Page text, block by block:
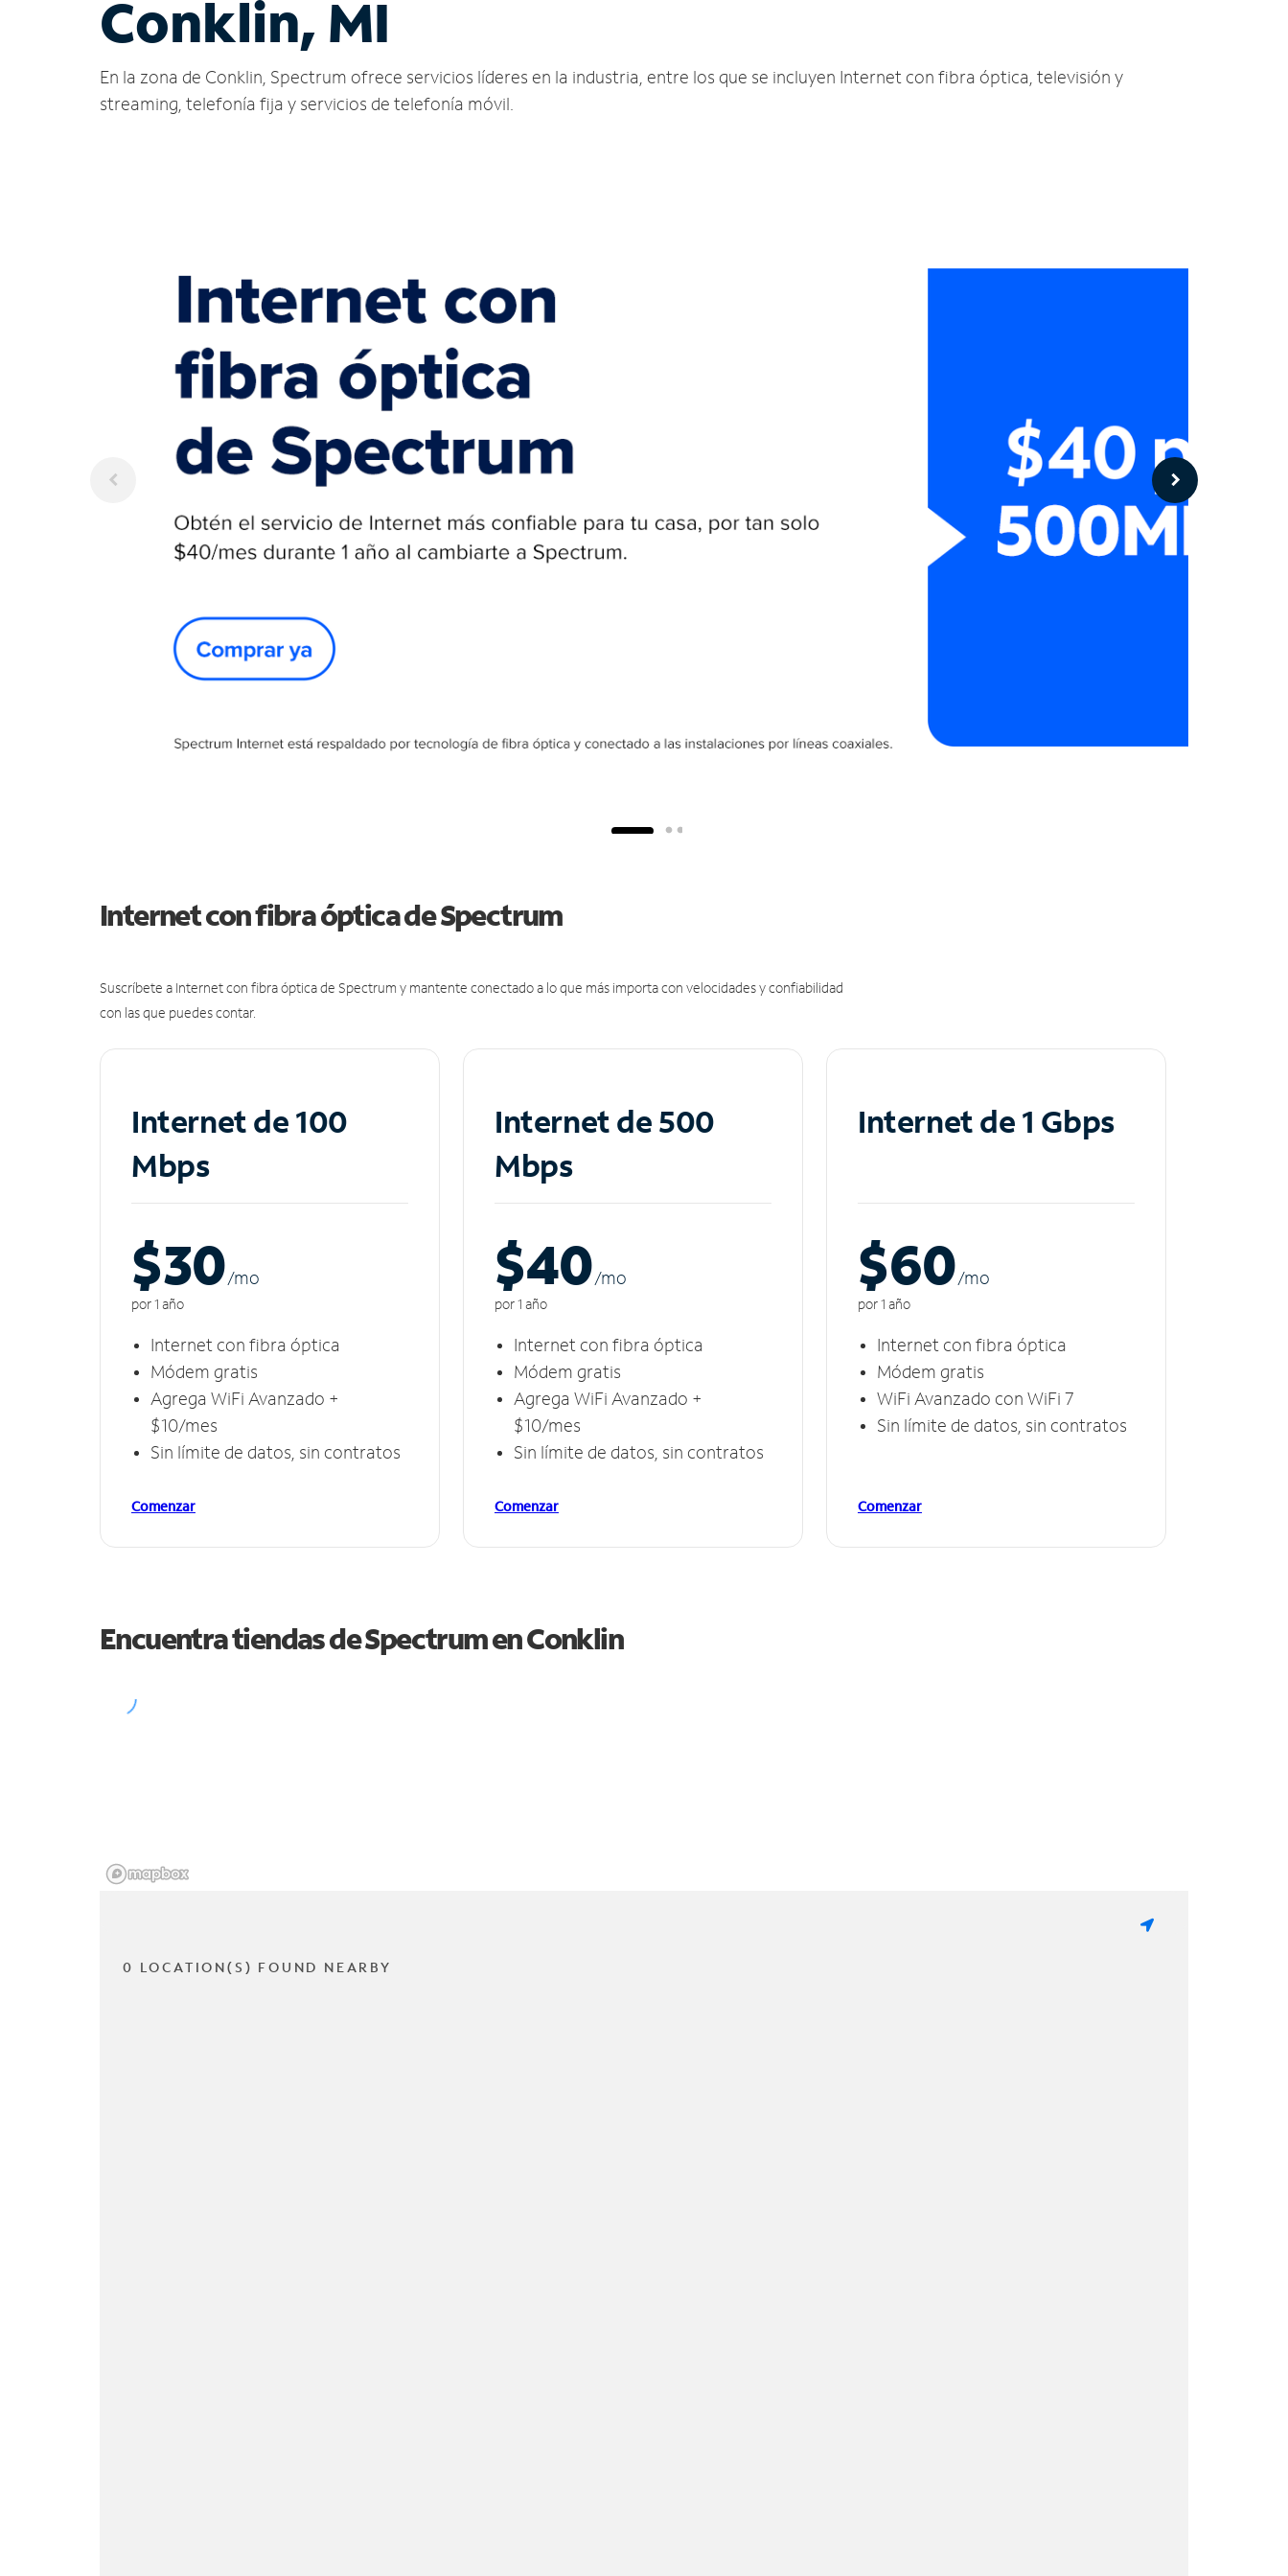
Conklin, MI
En la zona de Conklin, Spectrum ofrece servicios líderes en la industria, entre los que se incluyen Internet con fibra óptica, televisión y
streaming, telefonía fija y servicios de telefonía móvil.
Internet con fibra óptica de Spectrum
Suscríbete a Internet con fibra óptica de Spectrum y mantente conectado a lo que más importa con velocidades y confiabilidad
con las que puedes contar.
Internet de 100
Mbps
$30/mo
por 1 año
Internet con fibra óptica
Módem gratis
Agrega WiFi Avanzado +
$10/mes
Sin límite de datos, sin contratos
Comenzar
Internet de 500
Mbps
$40/mo
por 1 año
Internet con fibra óptica
Módem gratis
Agrega WiFi Avanzado +
$10/mes
Sin límite de datos, sin contratos
Comenzar
Internet de 1 Gbps
$60/mo
por 1 año
Internet con fibra óptica
Módem gratis
WiFi Avanzado con WiFi 7
Sin límite de datos, sin contratos
Comenzar
Encuentra tiendas de Spectrum enConklin
0 LOCATION(S) FOUND NEARBY